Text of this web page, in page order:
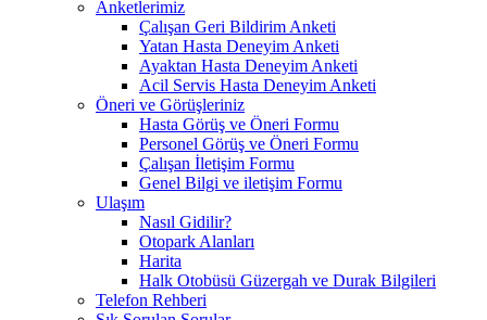
Anketlerimiz
Çalışan Geri Bildirim Anketi
Yatan Hasta Deneyim Anketi
Ayaktan Hasta Deneyim Anketi
Acil Servis Hasta Deneyim Anketi
Öneri ve Görüşleriniz
Hasta Görüş ve Öneri Formu
Personel Görüş ve Öneri Formu
Çalışan İletişim Formu
Genel Bilgi ve iletişim Formu
Ulaşım
Nasıl Gidilir?
Otopark Alanları
Harita
Halk Otobüsü Güzergah ve Durak Bilgileri
Telefon Rehberi